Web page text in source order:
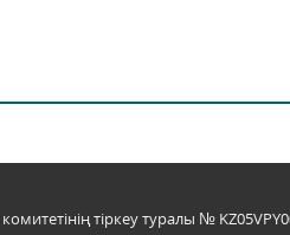
тіркеу туралы №